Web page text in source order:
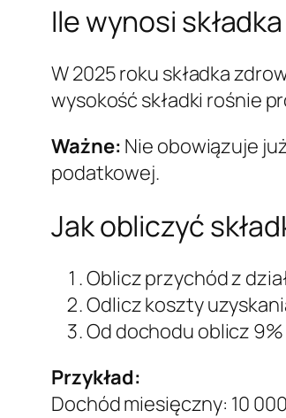
Ile wynosi
W 2025 roku składka
wysokość składki rośnie
Ważne: Nie obowiązuje
podatkowej.
Jak obliczyć
Oblicz przychód z
Odlicz koszty
Od dochodu oblicz
Przykład:
Dochód miesięczny: 10